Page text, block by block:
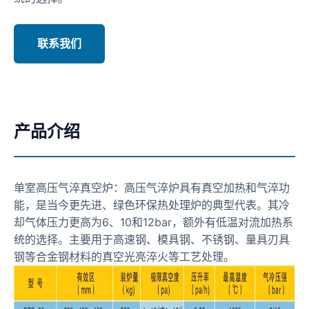
联系我们
产品介绍
单室高压气淬真空炉：高压气淬炉具有真空加热和气淬功
能，是当今更先进、绿色环保热处理炉的典型代表。其冷
却气体压力更高为6、10和12bar，额外有低温对流加热系
统的选择。主要用于高速钢、模具钢、不锈钢、量具刃具
钢等合金钢材料的真空光亮淬火等工艺处理。